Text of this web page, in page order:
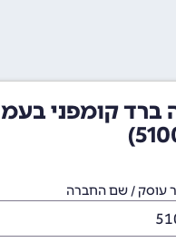
ברד קומפני בעמ
עוסק / שם החברה